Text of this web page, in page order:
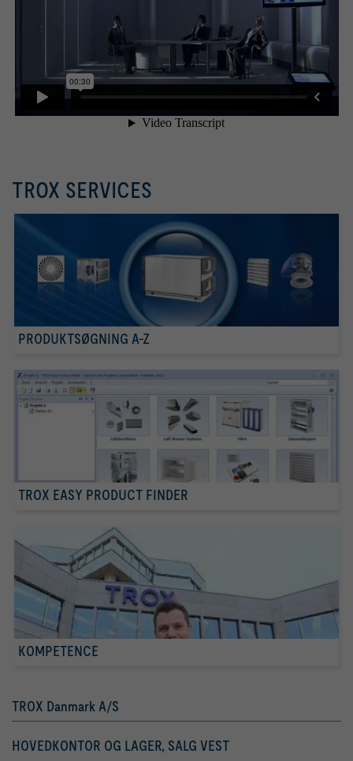
TROX SERVICES
PRODUKTSØGNING A-Z
TROX EASY PRODUCT FINDER
KOMPETENCE
TROX Danmark A/S
HOVEDKONTOR OG LAGER, SALG VEST